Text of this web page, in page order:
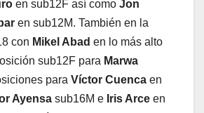
en sub12F así como Jon
en sub12M. También en la
con Mikel Abad en lo más alto
sub12F para Marwa
para Víctor Cuenca en
Ayensa sub16M e Iris Arce en